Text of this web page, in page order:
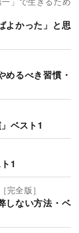
よかった」と思
めるべき習慣・
ベスト1
1
全版］
しない方法・ベ